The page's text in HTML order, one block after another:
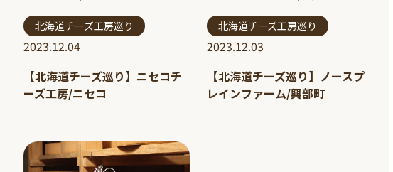
北海道チーズ工房巡り
2023.12.04
【北海道チーズ巡り】ニセコチ
ーズ工房/ニセコ
北海道チーズ工房巡り
2023.12.03
【北海道チーズ巡り】ノースプ
レインファーム/興部町